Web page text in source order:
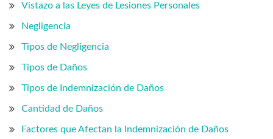
Vistazo a las Leyes de Lesiones Personales
Negligencia
Tipos de Negligencia
Tipos de Daños
Tipos de Indemnización de Daños
Cantidad de Daños
Factores que Afectan la Indemnización de Daños